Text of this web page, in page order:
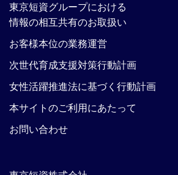
東京短資グループにおける
情報の相互共有のお取扱い
お客様本位の業務運営
次世代育成支援対策行動計画
女性活躍推進法に基づく行動計画
本サイトのご利用にあたって
お問い合わせ